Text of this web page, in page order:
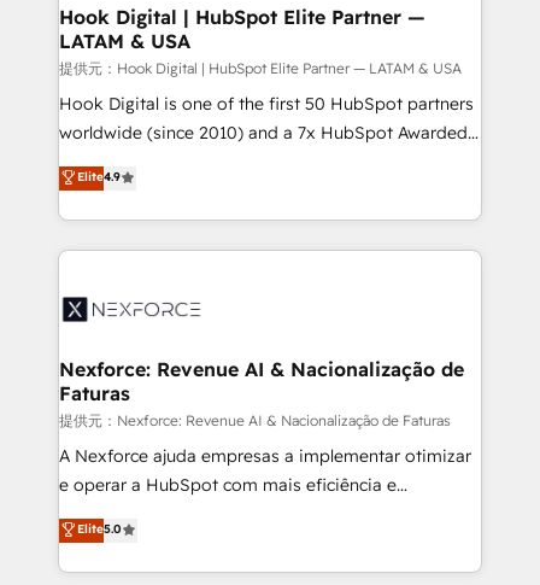
Revenue Operations - Inbound Marketing -
Outbound Marketing - HubSpot CMS Website
Design & Development We empower our clients to
reach their full potential by providing transparent,
relationship-driven support. With over 300 HubSpot
technical know-how and strategic guidance you
need to succeed.
Hook Digital | HubSpot Elite Partner —
LATAM & USA
提供元：Hook Digital | HubSpot Elite Partner — LATAM & USA
Hook Digital is one of the first 50 HubSpot partners
worldwide (since 2010) and a 7x HubSpot Awarded
Elite Partner. With 500+ projects across the U.S.,
Brazil, and LATAM, we combine global expertise with
regional experience. Today, we are Brazil’s largest
HubSpot Elite Partner—trusted by companies across
Implementation & Migration Onboarding across all
Station, Freshdesk, Intercom, and more. Custom
objects, automations, and integrations built for
growth. 🚀 AI-Driven GTM Orchestration Unify
HubSpot with LinkedIn, WhatsApp, email, paid
media, and AI voice to drive pipeline. 🤖 AI Custom
prospecting, follow-ups, service triage, and
knowledge retrieval—built in HubSpot. ⚡ Fast-Track
Elite4.9
Nexforce: Revenue AI & Nacionalização de
Faturas
提供元：Nexforce: Revenue AI & Nacionalização de Faturas
A Nexforce ajuda empresas a implementar otimizar
e operar a HubSpot com mais eficiência e
previsibilidade de receita. Combinamos Revenue
Operations (RevOps) e Inteligência Artificial para
estruturar processos integrar sistemas organizar
Elite5.0